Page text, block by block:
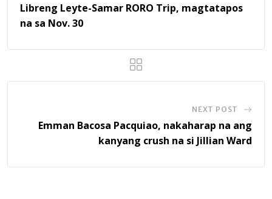
Libreng Leyte-Samar RORO Trip, magtatapos
na sa Nov. 30
NEXT POST
Emman Bacosa Pacquiao, nakaharap na ang
kanyang crush na si Jillian Ward